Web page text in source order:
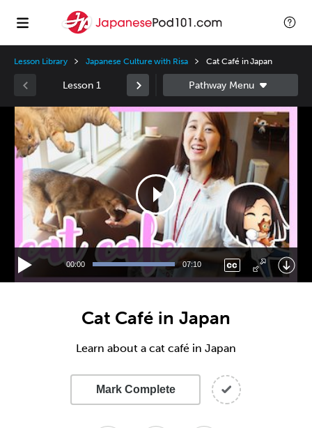
Lesson Library Japanese Culture with Risa Cat Café in Japan
Lesson 1
Video
Player
00:00 07:10
Cat Café in Japan
Learn about a cat café in Japan
Mark Complete